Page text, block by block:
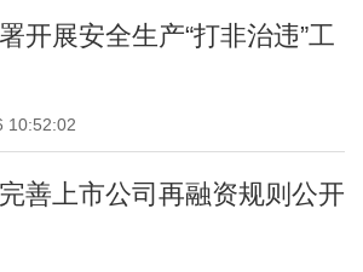
开展安全生产“打非治违”工
10:52:02
善上市公司再融资规则公开